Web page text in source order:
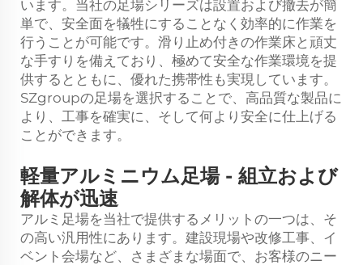
います。当社の足場シリーズは設置および撤去が簡
単で、安全面を犠牲にすることなく効率的に作業を
行うことが可能です。滑り止め付きの作業床と頑丈
な手すりを備えており、極めて安全な作業環境を提
供するとともに、優れた携帯性も実現しています。
SZgroupの足場を選択することで、高品質な製品に
より、工事を確実に、そして何より安全に仕上げる
ことができます。
軽量アルミニウム足場 - 組立および
解体が迅速
アルミ足場を当社で提供するメリットの一つは、そ
の高い汎用性にあります。建設現場や改修工事、イ
ベント会場など、さまざまな場面で、お客様のニー